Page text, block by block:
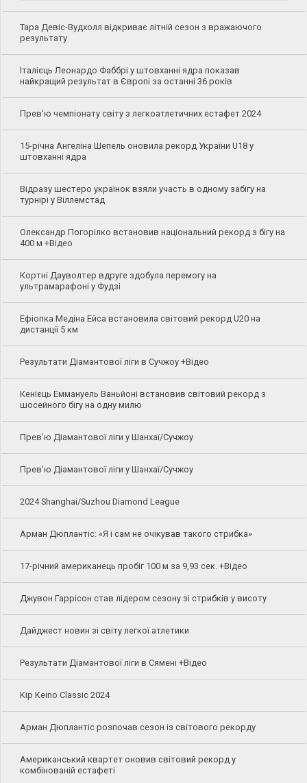
Тара Девіс-Вудхолл відкриває літній сезон з вражаючого
результату
Італієць Леонардо Фаббрі у штовханні ядра показав
найкращий результат в Європі за останні 36 років
Прев'ю чемпіонату світу з легкоатлетичних естафет 2024
15-річна Ангеліна Шепель оновила рекорд України U18 у
штовханні ядра
Відразу шестеро українок взяли участь в одному забігу на
турнірі у Віллемстад
Олександр Погорілко встановив національний рекорд з бігу на
400 м +Відео
Кортні Дауволтер вдруге здобула перемогу на
ультрамарафоні у Фудзі
Ефіопка Медіна Ейса встановила світовий рекорд U20 на
дистанції 5 км
Результати Діамантової ліги в Сучжоу +Відео
Кенієць Еммануель Ваньйоні встановив світовий рекорд з
шосейного бігу на одну милю
Прев'ю Діамантової ліги у Шанхаї/Сучжоу
Прев'ю Діамантової ліги у Шанхаї/Сучжоу
2024 Shanghai/Suzhou Diamond League
Арман Дюплантіс: «Я і сам не очікував такого стрибка»
17-річний американець пробіг 100 м за 9,93 сек. +Відео
Джувон Гаррісон став лідером сезону зі стрибків у висоту
Дайджест новин зі світу легкої атлетики
Результати Діамантової ліги в Сямені +Відео
Kip Keino Classic 2024
Арман Дюплантіс розпочав сезон із світового рекорду
Американський квартет оновив світовий рекорд у
комбінованій естафеті